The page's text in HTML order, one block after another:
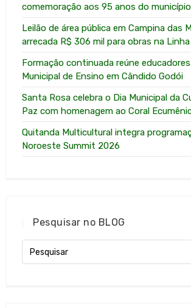
comemoração aos 95 anos do município
Leilão de área pública em Campina das
arrecada R$ 306 mil para obras na Linha
Formação continuada reúne
Municipal de Ensino em Cândido Godói
Santa Rosa celebra o Dia Municipal da
Paz com homenagem ao Coral
Quitanda Multicultural integra
Noroeste Summit 2026
Pesquisar no BLOG